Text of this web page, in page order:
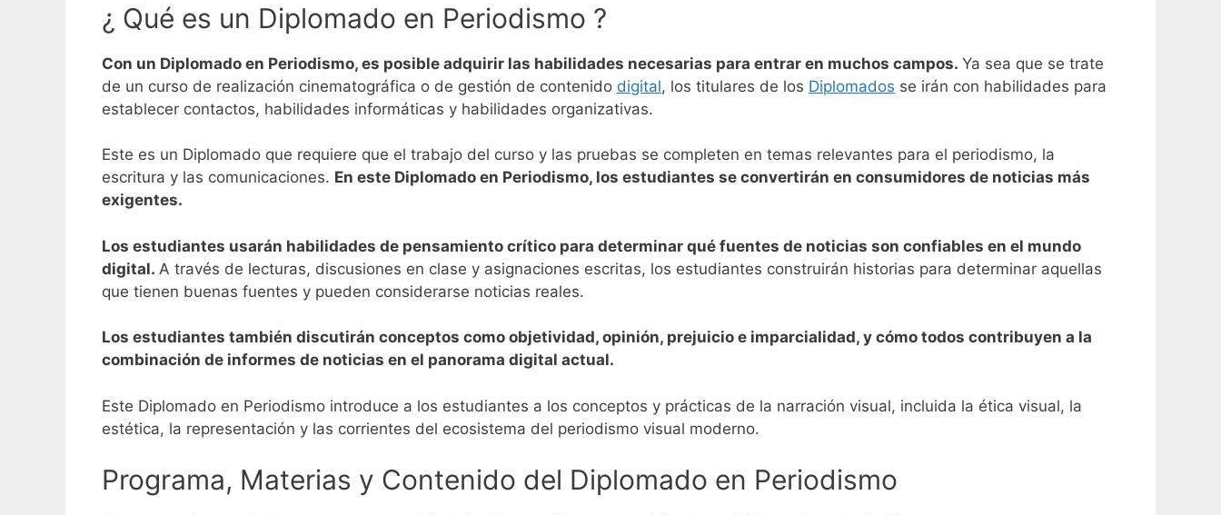
¿ Qué es un Diplomado en Periodismo ?
Con un Diplomado en Periodismo, es posible adquirir las habilidades necesarias para entrar en muchos campos. Ya sea que se trate
de un curso de realización cinematográfica o de gestión de contenido digital, los titulares de los Diplomados se irán con habilidades para
establecer contactos, habilidades informáticas y habilidades organizativas.
Este es un Diplomado que requiere que el trabajo del curso y las pruebas se completen en temas relevantes para el periodismo, la
escritura y las comunicaciones. En este Diplomado en Periodismo, los estudiantes se convertirán en consumidores de noticias más
exigentes.
Los estudiantes usarán habilidades de pensamiento crítico para determinar qué fuentes de noticias son confiables en el mundo
digital. A través de lecturas, discusiones en clase y asignaciones escritas, los estudiantes construirán historias para determinar aquellas
que tienen buenas fuentes y pueden considerarse noticias reales.
Los estudiantes también discutirán conceptos como objetividad, opinión, prejuicio e imparcialidad, y cómo todos contribuyen a la
combinación de informes de noticias en el panorama digital actual.
Este Diplomado en Periodismo introduce a los estudiantes a los conceptos y prácticas de la narración visual, incluida la ética visual, la
estética, la representación y las corrientes del ecosistema del periodismo visual moderno.
Programa, Materias y Contenido del Diplomado en Periodismo